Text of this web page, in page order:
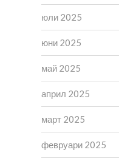
юли 2025
юни 2025
май 2025
април 2025
март 2025
февруари 2025